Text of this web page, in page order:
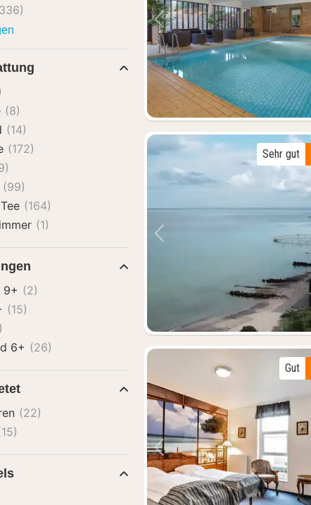
Vorheriges Bild
Sehr gut
Vorheriges Bild
Gut
(8)
(14)
(172)
(99)
(164)
(1)
9+ (2)
(15)
6+ (26)
(22)